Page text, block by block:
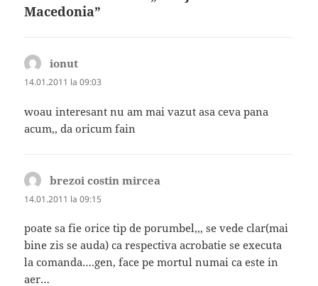
Macedonia”
ionut
14.01.2011 la 09:03
woau interesant nu am mai vazut asa ceva pana
acum,, da oricum fain
brezoi costin mircea
14.01.2011 la 09:15
poate sa fie orice tip de porumbel,,, se vede clar(mai
bine zis se auda) ca respectiva acrobatie se executa
la comanda….gen, face pe mortul numai ca este in
aer…